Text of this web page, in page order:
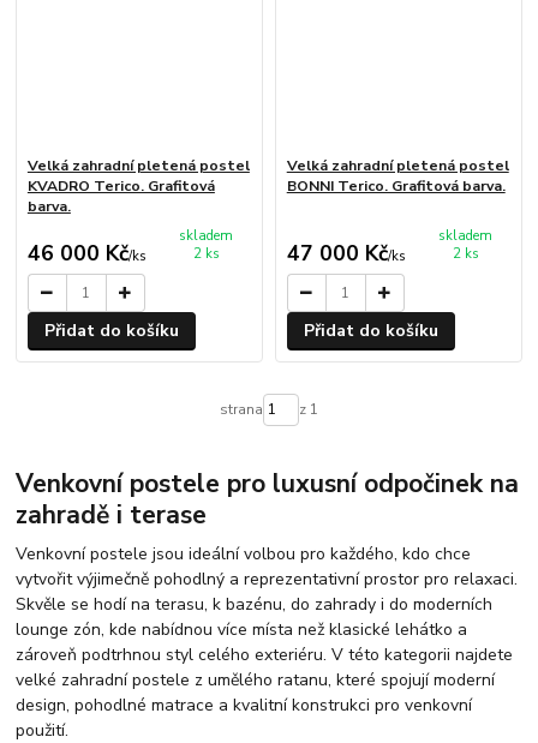
Velká zahradní pletená postel
KVADRO Terico. Grafitová
barva.
46 000 Kč/ks
skladem
2 ks
Přidat do košíku
Velká zahradní pletená postel
BONNI Terico. Grafitová barva.
47 000 Kč/ks
skladem
2 ks
Přidat do košíku
strana z 1
Venkovní postele pro luxusní odpočinek na
zahradě i terase
Venkovní postele jsou ideální volbou pro každého, kdo chce
vytvořit výjimečně pohodlný a reprezentativní prostor pro relaxaci.
Skvěle se hodí na terasu, k bazénu, do zahrady i do moderních
lounge zón, kde nabídnou více místa než klasické lehátko a
zároveň podtrhnou styl celého exteriéru. V této kategorii najdete
velké zahradní postele z umělého ratanu, které spojují moderní
design, pohodlné matrace a kvalitní konstrukci pro venkovní
použití.